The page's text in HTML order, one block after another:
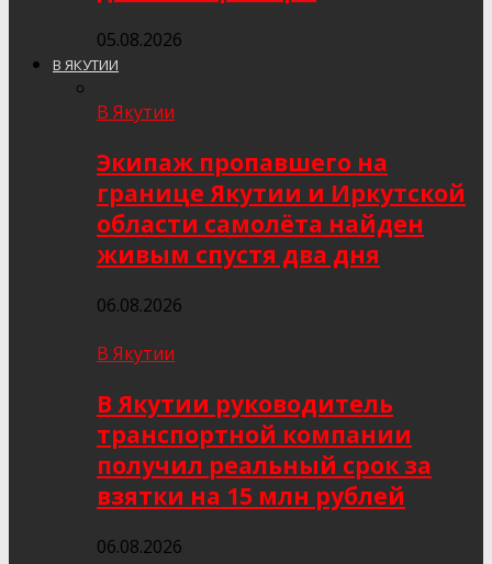
05.08.2026
В ЯКУТИИ
В Якутии
Экипаж пропавшего на
границе Якутии и Иркутской
области самолёта найден
живым спустя два дня
06.08.2026
В Якутии
В Якутии руководитель
транспортной компании
получил реальный срок за
взятки на 15 млн рублей
06.08.2026